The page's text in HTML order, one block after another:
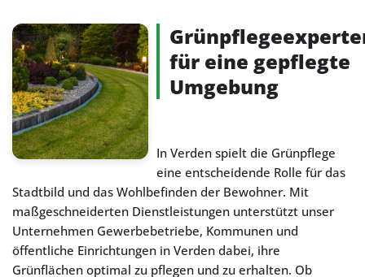
für eine gepflegte
Umgebung
In Verden spielt die Grünpflege
eine entscheidende Rolle für das
Stadtbild und das Wohlbefinden der Bewohner. Mit
maßgeschneiderten Dienstleistungen unterstützt unser
Unternehmen Gewerbebetriebe, Kommunen und
öffentliche Einrichtungen in Verden dabei, ihre
Grünflächen optimal zu pflegen und zu erhalten. Ob